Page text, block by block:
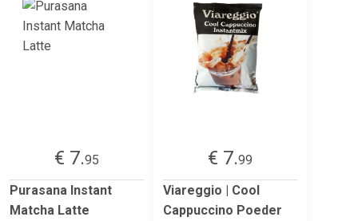
€ 7.95
Purasana Instant
Matcha Latte
€ 7.99
Viareggio | Cool
Cappuccino Poeder